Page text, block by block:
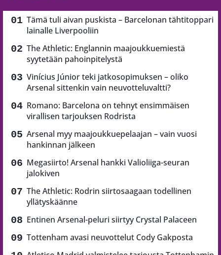
Tämä tuli aivan puskista – Barcelonan tähtitoppari
lainalle Liverpooliin
The Athletic: Englannin maajoukkuemiestä
syytetään pahoinpitelystä
Vinícius Júnior teki jatkosopimuksen – oliko
Arsenal sittenkin vain neuvotteluvaltti?
Romano: Barcelona on tehnyt ensimmäisen
virallisen tarjouksen Rodrista
Arsenal myy maajoukkuepelaajan – vain vuosi
hankinnan jälkeen
Megasiirto! Arsenal hankki Valioliiga-seuran
jalokiven
The Athletic: Rodrin siirtosaagaan todellinen
yllätyskäänne
Entinen Arsenal-peluri siirtyy Crystal Palaceen
Tottenham avasi neuvottelut Cody Gakposta